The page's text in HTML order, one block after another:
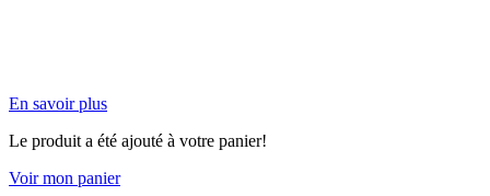
En savoir plus
Le produit a été ajouté à votre panier!
Voir mon panier